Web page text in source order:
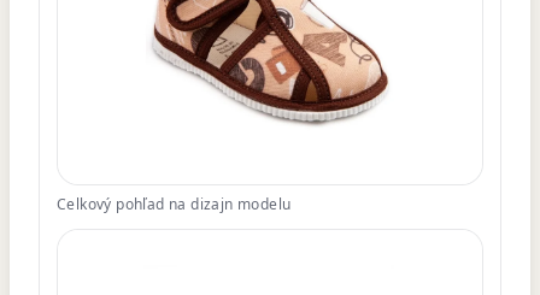
Celkový pohľad na dizajn modelu